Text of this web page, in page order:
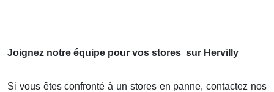
Joignez notre équipe pour vos stores sur Hervilly
Si vous êtes confronté à un stores en panne, contactez nos